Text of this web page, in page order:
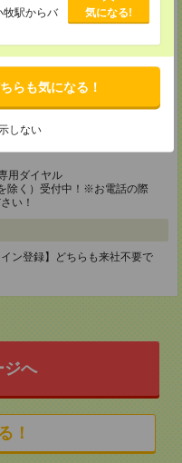
のではあ
牧駅からバ
気になる!
らも気になる！
しない
駅前ビル2F
用ダイヤル
ビル2F
用ダイヤル
除く）受付中！※お電話の際
い！
ン登録】どちらも来社不要で
ジへ
！